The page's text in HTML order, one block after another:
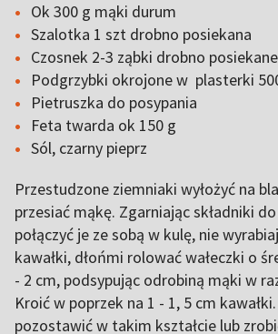
Ok 300 g mąki durum
Szalotka 1 szt drobno posiekana
Czosnek 2-3 ząbki drobno posiekane
Podgrzybki okrojone w plasterki
Pietruszka do posypania
Feta twarda ok 150 g
Sól, czarny pieprz
Przestudzone ziemniaki wyłożyć na
przesiać mąkę. Zgarniając składniki
połączyć je ze sobą w kulę, nie
kawałki, dłońmi rolować wałeczki o
- 2 cm, podsypując odrobiną mąki w
Kroić w poprzek na 1 - 1, 5 cm
pozostawić w takim kształcie lub